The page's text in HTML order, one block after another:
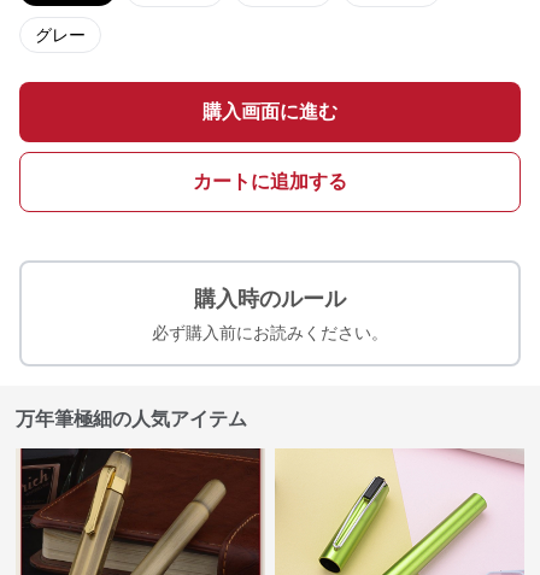
グレー
購入画面に進む
カートに追加する
購入時のルール
必ず購入前にお読みください。
万年筆極細の人気アイテム